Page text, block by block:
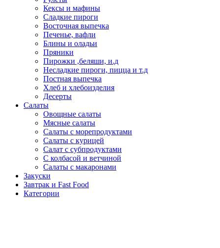
Кексы и мафины
Сладкие пироги
Восточная выпечка
Печенье, вафли
Блины и оладьи
Пряники
Пирожки ,беляши, и.д
Несладкие пироги, пицца и т.д
Постная выпечка
Хлеб и хлебоизделия
Десерты
Салаты
Овощные салаты
Мясные салаты
Салаты с морепродуктами
Салаты с курицей
Салат с субпродуктами
С колбасой и ветчиной
Салаты с макаронами
Закуски
Завтрак и Fast Food
Категории